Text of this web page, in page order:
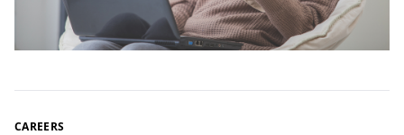
CAREERS